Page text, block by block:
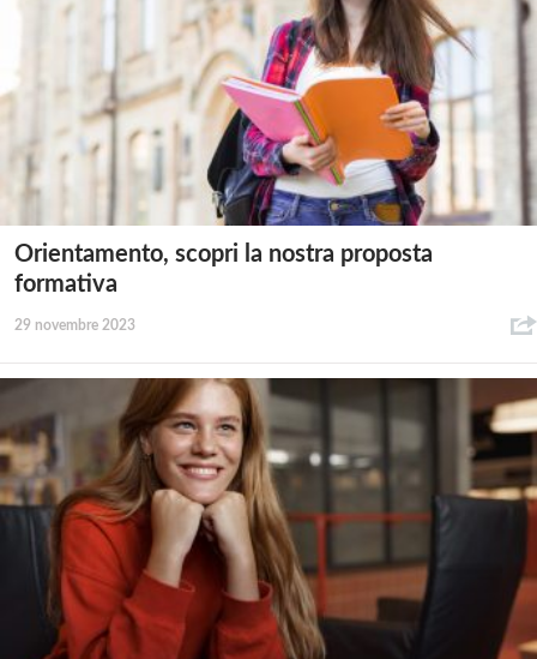
Orientamento, scopri la nostra proposta
formativa
29 novembre 2023